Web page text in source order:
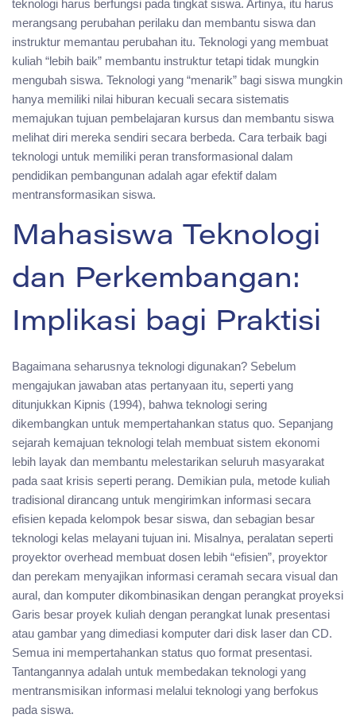
teknologi harus berfungsi pada tingkat siswa. Artinya, itu harus
merangsang perubahan perilaku dan membantu siswa dan
instruktur memantau perubahan itu. Teknologi yang membuat
kuliah “lebih baik” membantu instruktur tetapi tidak mungkin
mengubah siswa. Teknologi yang “menarik” bagi siswa mungkin
hanya memiliki nilai hiburan kecuali secara sistematis
memajukan tujuan pembelajaran kursus dan membantu siswa
melihat diri mereka sendiri secara berbeda. Cara terbaik bagi
teknologi untuk memiliki peran transformasional dalam
pendidikan pembangunan adalah agar efektif dalam
mentransformasikan siswa.
Mahasiswa Teknologi
dan Perkembangan:
Implikasi bagi Praktisi
Bagaimana seharusnya teknologi digunakan? Sebelum
mengajukan jawaban atas pertanyaan itu, seperti yang
ditunjukkan Kipnis (1994), bahwa teknologi sering
dikembangkan untuk mempertahankan status quo. Sepanjang
sejarah kemajuan teknologi telah membuat sistem ekonomi
lebih layak dan membantu melestarikan seluruh masyarakat
pada saat krisis seperti perang. Demikian pula, metode kuliah
tradisional dirancang untuk mengirimkan informasi secara
efisien kepada kelompok besar siswa, dan sebagian besar
teknologi kelas melayani tujuan ini. Misalnya, peralatan seperti
proyektor overhead membuat dosen lebih “efisien”, proyektor
dan perekam menyajikan informasi ceramah secara visual dan
aural, dan komputer dikombinasikan dengan perangkat proyeksi
Garis besar proyek kuliah dengan perangkat lunak presentasi
atau gambar yang dimediasi komputer dari disk laser dan CD.
Semua ini mempertahankan status quo format presentasi.
Tantangannya adalah untuk membedakan teknologi yang
mentransmisikan informasi melalui teknologi yang berfokus
pada siswa.